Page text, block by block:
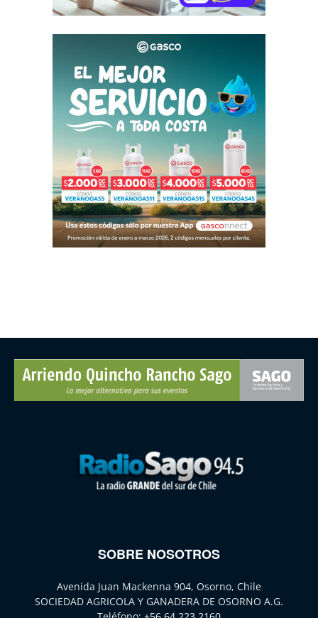
SOBRE NOSOTROS
Avenida Juan Mackenna 904, Osorno, Chile
SOCIEDAD AGRICOLA Y GANADERA DE OSORNO A.G.